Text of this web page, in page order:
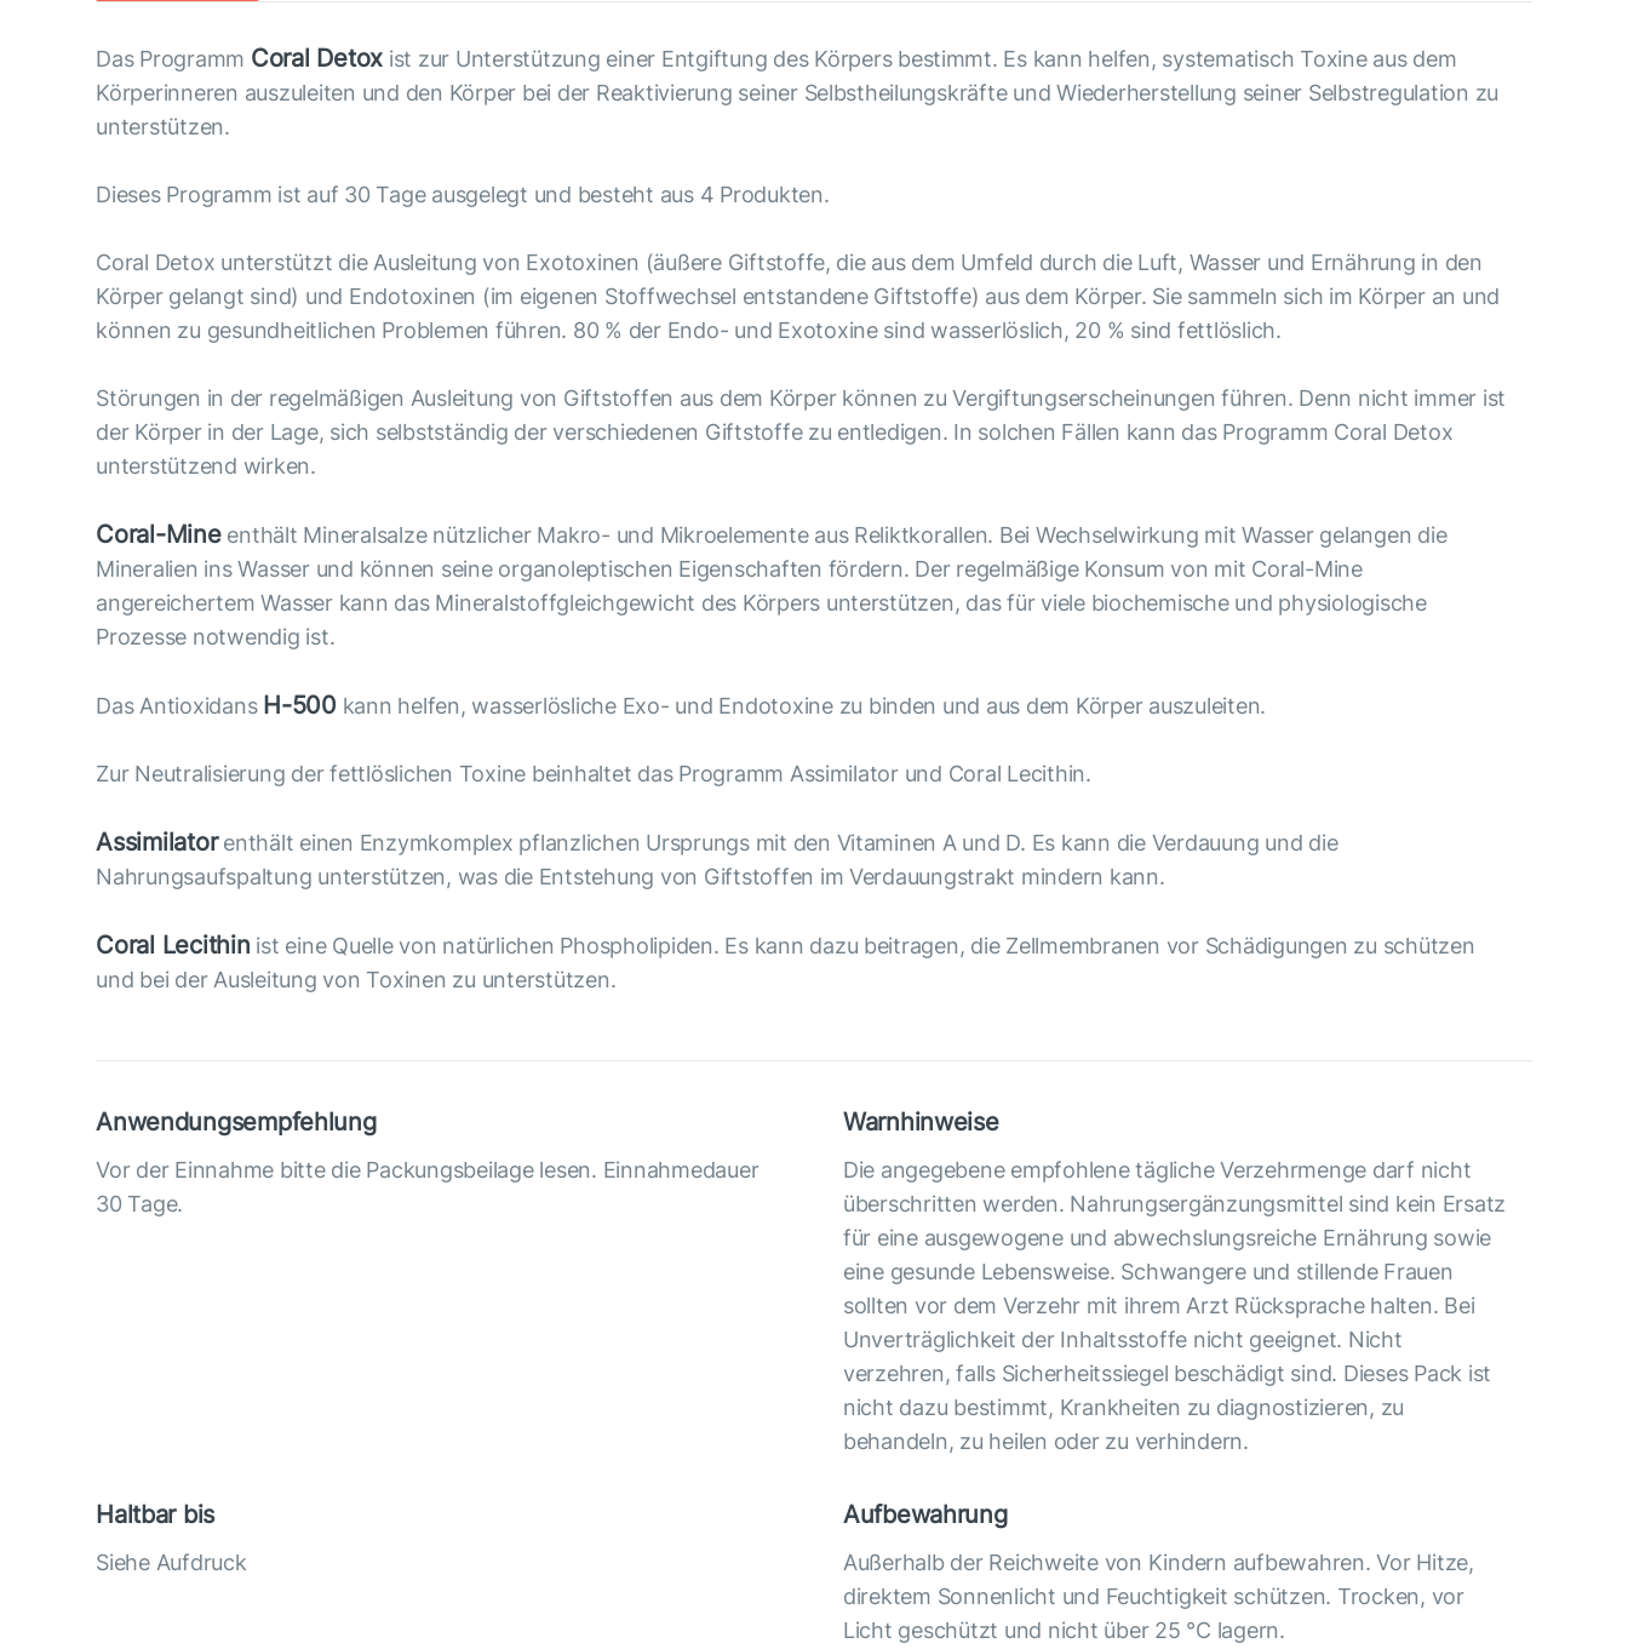
Das Programm Coral Detox ist zur Unterstützung einer Entgiftung des Körpers bestimmt. Es kann helfen, systematisch Toxine aus dem
Körperinneren auszuleiten und den Körper bei der Reaktivierung seiner Selbstheilungskräfte und Wiederherstellung seiner Selbstregulation zu
unterstützen.
Dieses Programm ist auf 30 Tage ausgelegt und besteht aus 4 Produkten.
Coral Detox unterstützt die Ausleitung von Exotoxinen (äußere Giftstoffe, die aus dem Umfeld durch die Luft, Wasser und Ernährung in den
Körper gelangt sind) und Endotoxinen (im eigenen Stoffwechsel entstandene Giftstoffe) aus dem Körper. Sie sammeln sich im Körper an und
können zu gesundheitlichen Problemen führen. 80 % der Endo- und Exotoxine sind wasserlöslich, 20 % sind fettlöslich.
Störungen in der regelmäßigen Ausleitung von Giftstoffen aus dem Körper können zu Vergiftungserscheinungen führen. Denn nicht immer ist
der Körper in der Lage, sich selbstständig der verschiedenen Giftstoffe zu entledigen. In solchen Fällen kann das Programm Coral Detox
unterstützend wirken.
Coral-Mineenthält Mineralsalze nützlicher Makro- und Mikroelemente aus Reliktkorallen. Bei Wechselwirkung mit Wasser gelangen die
Mineralien ins Wasser und können seine organoleptischen Eigenschaften fördern. Der regelmäßige Konsum von mit Coral-Mine
angereichertem Wasser kann das Mineralstoffgleichgewicht des Körpers unterstützen, das für viele biochemische und physiologische
Prozesse notwendig ist.
Das Antioxidans H-500 kann helfen, wasserlösliche Exo- und Endotoxine zu binden und aus dem Körper auszuleiten.
Zur Neutralisierung der fettlöslichen Toxine beinhaltet das Programm Assimilator und Coral Lecithin.
Assimilatorenthält einen Enzymkomplex pflanzlichen Ursprungs mit den Vitaminen A und D. Es kann die Verdauung und die
Nahrungsaufspaltung unterstützen, was die Entstehung von Giftstoffen im Verdauungstrakt mindern kann.
Coral Lecithin ist eine Quelle von natürlichen Phospholipiden. Es kann dazu beitragen, die Zellmembranen vor Schädigungen zu schützen
und bei der Ausleitung von Toxinen zu unterstützen.
Anwendungsempfehlung
Vor der Einnahme bitte die Packungsbeilage lesen. Einnahmedauer
30 Tage.
Warnhinweise
Die angegebene empfohlene tägliche Verzehrmenge darf nicht
überschritten werden. Nahrungsergänzungsmittel sind kein Ersatz
für eine ausgewogene und abwechslungsreiche Ernährung sowie
eine gesunde Lebensweise. Schwangere und stillende Frauen
sollten vor dem Verzehr mit ihrem Arzt Rücksprache halten. Bei
Unverträglichkeit der Inhaltsstoffe nicht geeignet. Nicht
verzehren, falls Sicherheitssiegel beschädigt sind. Dieses Pack ist
nicht dazu bestimmt, Krankheiten zu diagnostizieren, zu
behandeln, zu heilen oder zu verhindern.
Haltbar bis
Siehe Aufdruck
Aufbewahrung
Außerhalb der Reichweite von Kindern aufbewahren. Vor Hitze,
direktem Sonnenlicht und Feuchtigkeit schützen. Trocken, vor
Licht geschützt und nicht über 25 °С lagern.